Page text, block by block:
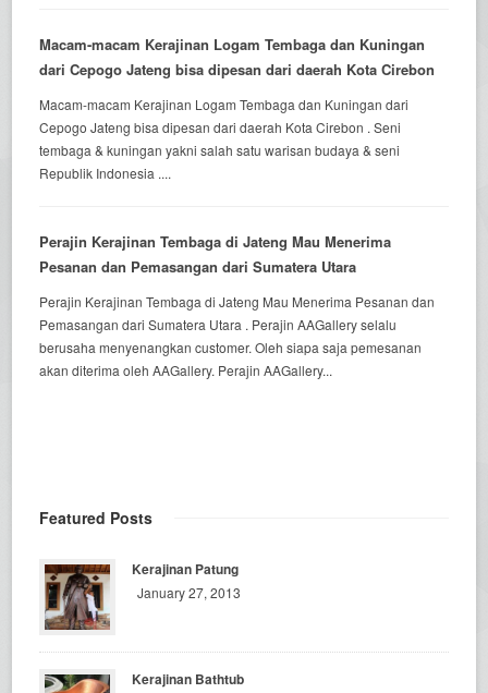
Macam-macam Kerajinan Logam Tembaga dan Kuningan
dari Cepogo Jateng bisa dipesan dari daerah Kota Cirebon
Macam-macam Kerajinan Logam Tembaga dan Kuningan dari
Cepogo Jateng bisa dipesan dari daerah Kota Cirebon . Seni
tembaga & kuningan yakni salah satu warisan budaya & seni
Republik Indonesia ....
Perajin Kerajinan Tembaga di Jateng Mau Menerima
Pesanan dan Pemasangan dari Sumatera Utara
Perajin Kerajinan Tembaga di Jateng Mau Menerima Pesanan dan
Pemasangan dari Sumatera Utara . Perajin AAGallery selalu
berusaha menyenangkan customer. Oleh siapa saja pemesanan
akan diterima oleh AAGallery. Perajin AAGallery...
Featured Posts
Kerajinan Patung
January 27, 2013
Kerajinan Bathtub